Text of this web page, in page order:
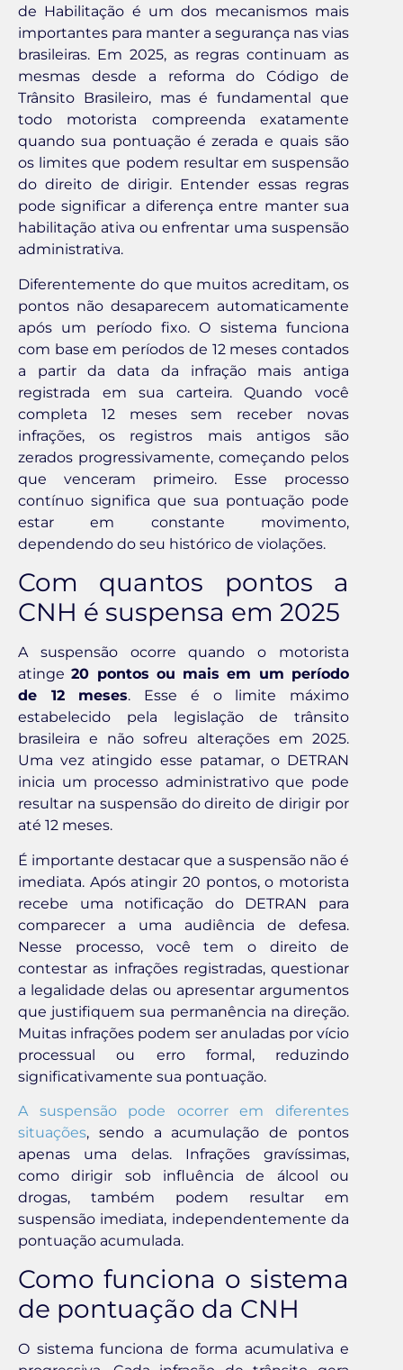
de Habilitação é um dos mecanismos mais
importantes para manter a segurança nas vias
brasileiras. Em 2025, as regras continuam as
mesmas desde a reforma do Código de
Trânsito Brasileiro, mas é fundamental que
todo motorista compreenda exatamente
quando sua pontuação é zerada e quais são
os limites que podem resultar em suspensão
do direito de dirigir. Entender essas regras
pode significar a diferença entre manter sua
habilitação ativa ou enfrentar uma suspensão
administrativa.
Diferentemente do que muitos acreditam, os
pontos não desaparecem automaticamente
após um período fixo. O sistema funciona
com base em períodos de 12 meses contados
a partir da data da infração mais antiga
registrada em sua carteira. Quando você
completa 12 meses sem receber novas
infrações, os registros mais antigos são
zerados progressivamente, começando pelos
que venceram primeiro. Esse processo
contínuo significa que sua pontuação pode
estar em constante movimento,
dependendo do seu histórico de violações.
Com quantos pontos a
CNH é suspensa em 2025
A suspensão ocorre quando o motorista
atinge20 pontos ou mais em um período
de 12 meses. Esse é o limite máximo
estabelecido pela legislação de trânsito
brasileira e não sofreu alterações em 2025.
Uma vez atingido esse patamar, o DETRAN
inicia um processo administrativo que pode
resultar na suspensão do direito de dirigir por
até 12 meses.
É importante destacar que a suspensão não é
imediata. Após atingir 20 pontos, o motorista
recebe uma notificação do DETRAN para
comparecer a uma audiência de defesa.
Nesse processo, você tem o direito de
contestar as infrações registradas, questionar
a legalidade delas ou apresentar argumentos
que justifiquem sua permanência na direção.
Muitas infrações podem ser anuladas por vício
processual ou erro formal, reduzindo
significativamente sua pontuação.
A suspensão pode ocorrer em diferentes
situações, sendo a acumulação de pontos
apenas uma delas. Infrações gravíssimas,
como dirigir sob influência de álcool ou
drogas, também podem resultar em
suspensão imediata, independentemente da
pontuação acumulada.
Como funciona o sistema
de pontuação da CNH
O sistema funciona de forma acumulativa e